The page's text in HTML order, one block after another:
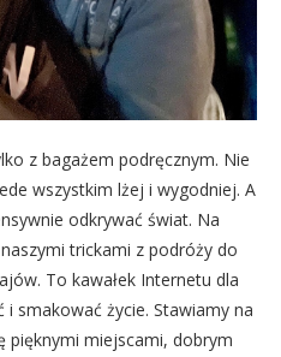
z bagażem podręcznym. Nie
wszystkim lżej i wygodniej. A
odkrywać świat. Na
trickami z podróży do
To kawałek Internetu dla
smakować życie. Stawiamy na
pięknymi miejscami, dobrym